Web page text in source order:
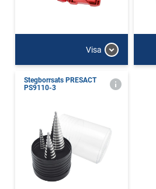
Visa
Stegborrsats PRESACT
PS9110-3